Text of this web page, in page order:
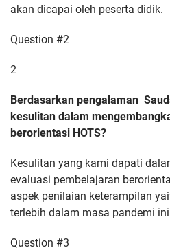
akan dicapai oleh peserta didik.
Question #2
2
Berdasarkan pengalaman
kesulitan dalam
berorientasi HOTS?
Kesulitan yang kami dapati
evaluasi pembelajaran
aspek penilaian keterampilan
terlebih dalam masa pandemi
Question #3